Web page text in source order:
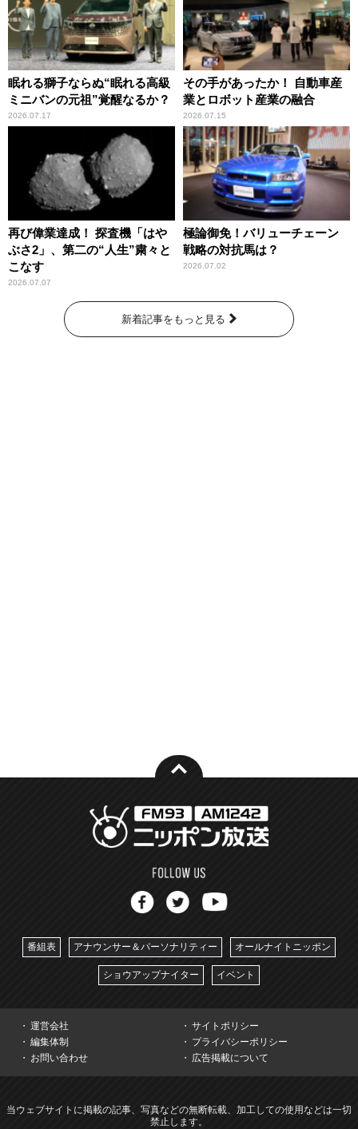
眠れる獅子ならぬ“眠れる高級
ミニバンの元祖”覚醒なるか？
2026.07.17
その手があったか！ 自動車産
業とロボット産業の融合
2026.07.15
再び偉業達成！ 探査機「はや
ぶさ2」、第二の“人生”粛々と
こなす
2026.07.07
極論御免！バリューチェーン
戦略の対抗馬は？
2026.07.02
新着記事をもっと見る
番組表 アナウンサー＆パーソナリティー オールナイトニッポン
ショウアップナイター イベント
運営会社
サイトポリシー
編集体制
プライバシーポリシー
お問い合わせ
広告掲載について
当ウェブサイトに掲載の記事、写真などの無断転載、加工しての使用などは一切
禁止します。